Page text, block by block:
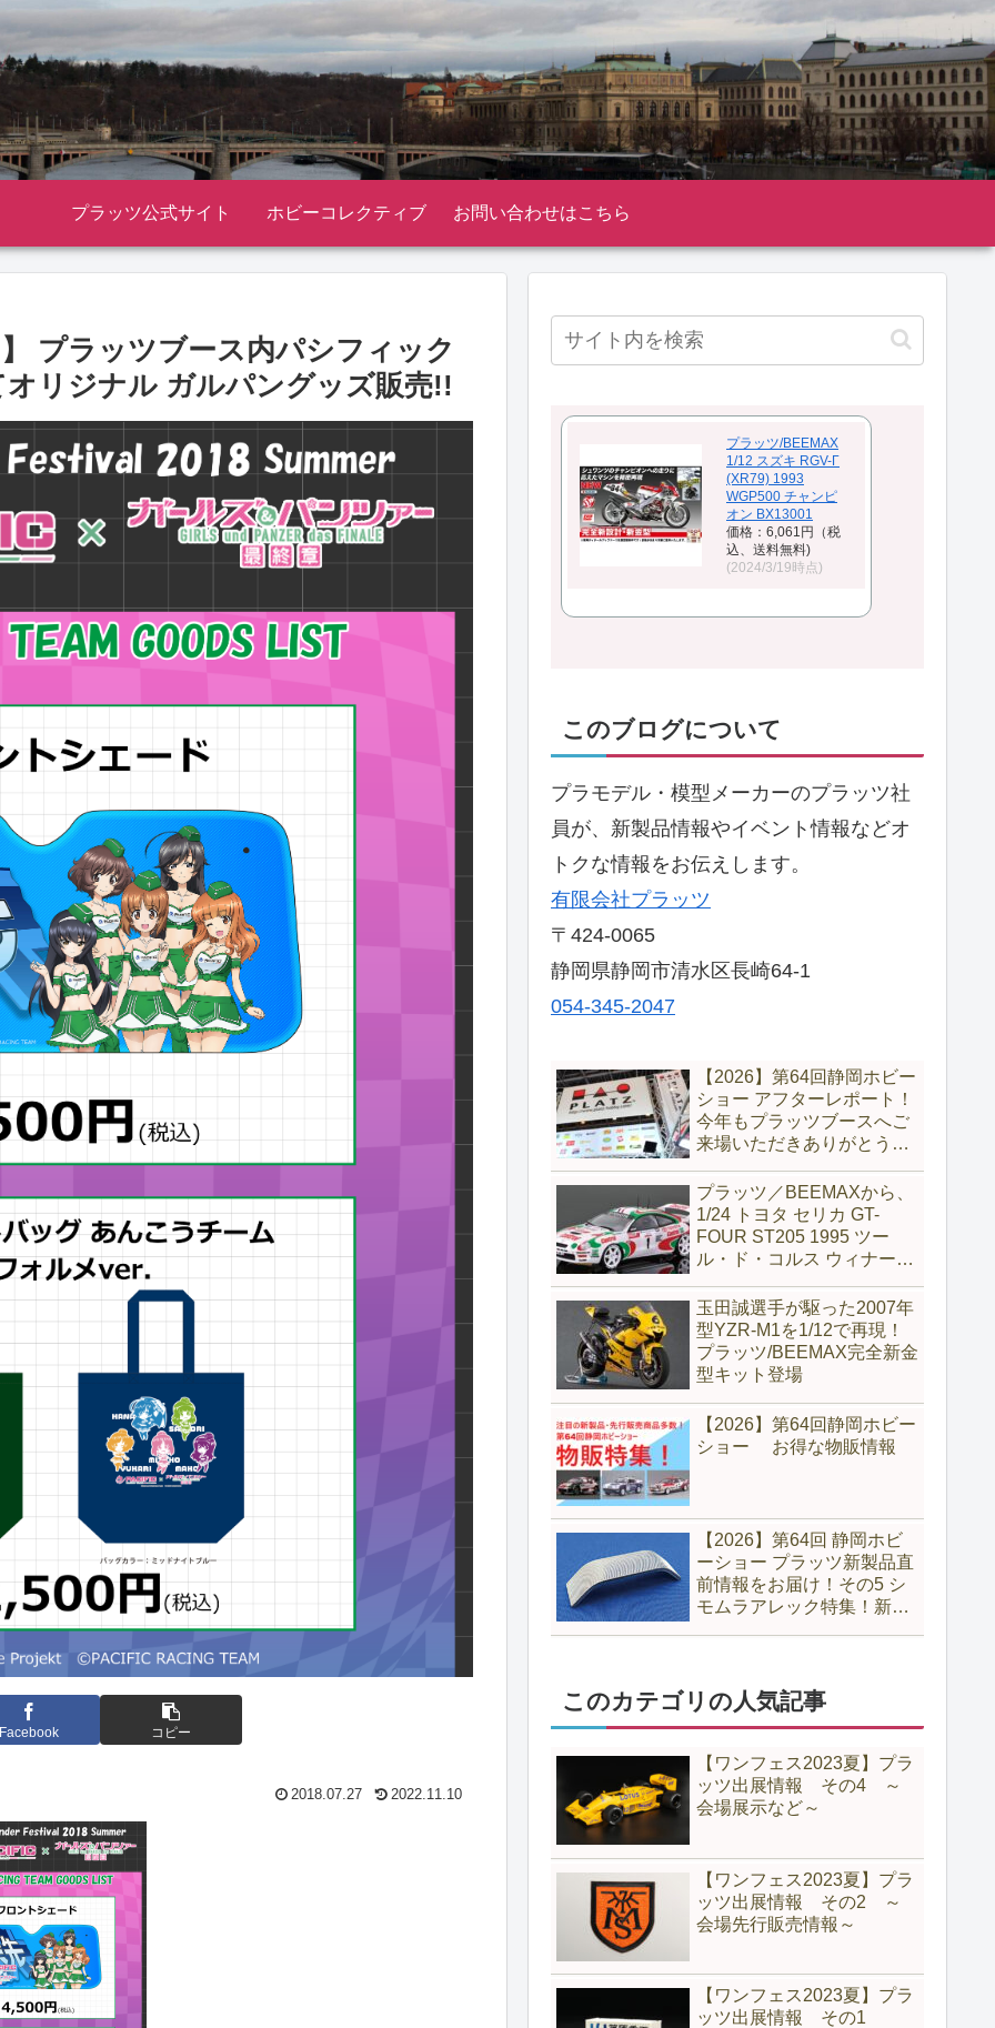
プラッツ公式サイト ホビーコレクティブ お問い合わせはこちら
プラッツブース内パシフィック
リジナル ガルパングッズ販売!!
Facebook コピー
2018.07.27 2022.11.10
プラッツ/BEEMAX
1/12 スズキ RGV-Γ
(XR79) 1993
WGP500 チャンピ
オン BX13001
価格：6,061円（税
込、送料無料)
(2024/3/19時点)
このブログについて
プラモデル・模型メーカーのプラッツ社
員が、新製品情報やイベント情報などオ
トクな情報をお伝えします。
有限会社プラッツ
〒424-0065
静岡県静岡市清水区長崎64-1
054-345-2047
【2026】第64回静岡ホビー
ショー アフターレポート！
今年もプラッツブースへご
来場いただきありがとうご
プラッツ／BEEMAXから、
1/24 トヨタ セリカ GT-
FOUR ST205 1995 ツー
ル・ド・コルス ウィナーが
玉田誠選手が駆った2007年
型YZR-M1を1/12で再現！
プラッツ/BEEMAX完全新金
型キット登場
【2026】第64回静岡ホビー
ショー お得な物販情報
【2026】第64回 静岡ホビ
ーショー プラッツ新製品直
前情報をお届け！その5 シ
モムラアレック特集！新製
このカテゴリの人気記事
【ワンフェス2023夏】プラ
ッツ出展情報 その4 ～
会場展示など～
【ワンフェス2023夏】プラ
ッツ出展情報 その2 ～
会場先行販売情報～
【ワンフェス2023夏】プラ
ッツ出展情報 その1